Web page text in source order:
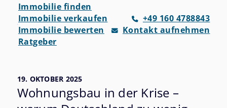
Immobilie finden
Immobilie verkaufen
Immobilie bewerten
Ratgeber
+49 160 4788843
Kontakt aufnehmen
19. OKTOBER 2025
Wohnungsbau in der Krise –